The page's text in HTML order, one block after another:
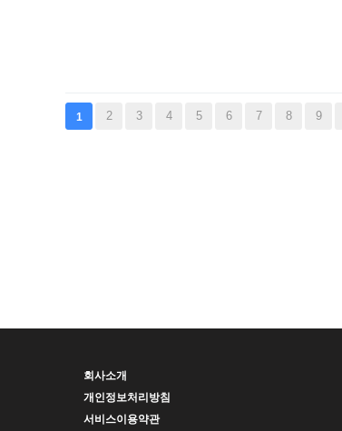
1 2 3 4 5 6 7 8 9
회사소개
개인정보처리방침
서비스이용약관